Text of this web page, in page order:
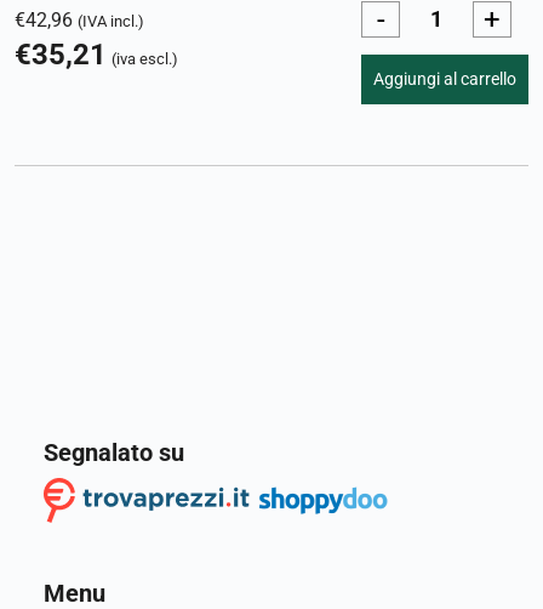
€42,96 (IVA incl.)
€35,21 (iva escl.)
- +
Aggiungi al carrello
Segnalato su
Menu